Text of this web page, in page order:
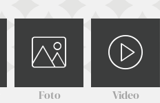
Foto Video